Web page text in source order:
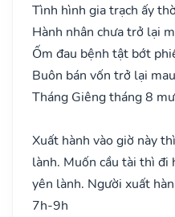
Tình hình gia trạch ấy
Hành nhân chưa trở lại
Ốm đau bệnh tật bớt
Buôn bán vốn trở lại mau
Tháng Giêng tháng 8
Xuất hành vào giờ này
lành. Muốn cầu tài thì đi
yên lành. Người xuất
7h-9h